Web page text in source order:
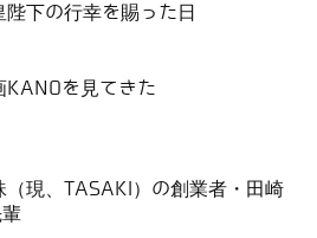
陛下の行幸を賜った日
KANOを見てきた
（現、TASAKI）の創業者・田崎